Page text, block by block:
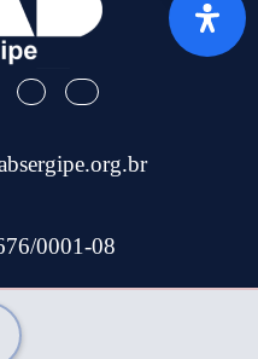
0001-08
9100